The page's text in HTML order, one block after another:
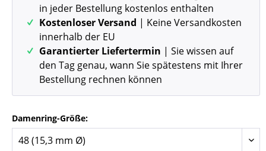
in jeder Bestellung kostenlos enthalten
Kostenloser Versand | Keine Versandkosten
innerhalb der EU
Garantierter Liefertermin | Sie wissen auf
den Tag genau, wann Sie spätestens mit Ihrer
Bestellung rechnen können
Damenring-Größe: